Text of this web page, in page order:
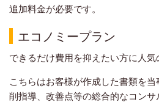
追加料金が必要です。
エコノミープラン
できるだけ費用を抑えたい方に人気
こちらはお客様が作成した書類を
削指導、改善点等の総合的なコン